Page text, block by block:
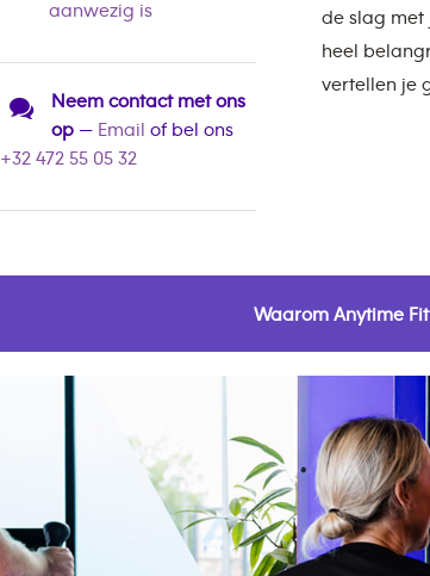
aanwezig is
Neem contact met ons
op— Email of bel ons
+32 472 55 05 32
de slag met
heel
vertellen je
Waarom Anytime